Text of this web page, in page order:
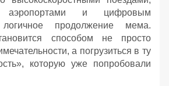
аэропортами и цифровым
продолжение мема.
способом не просто
а погрузиться в ту
которую уже попробовали